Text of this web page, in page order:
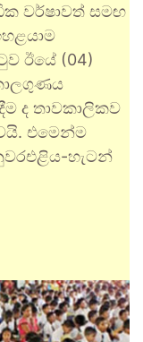
වර්ෂාවත් සමඟ
ඊයේ (04)
ද තාවකාලිකව
එමෙන්ම
හැටන්